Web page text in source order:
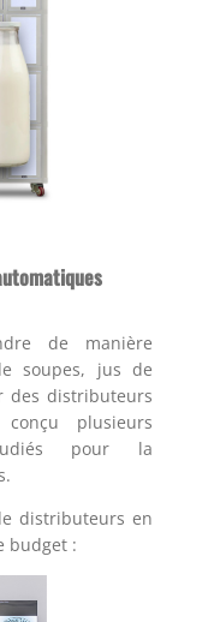
de manière
soupes, jus de
des distributeurs
plusieurs
pour la
distributeurs en
budget :